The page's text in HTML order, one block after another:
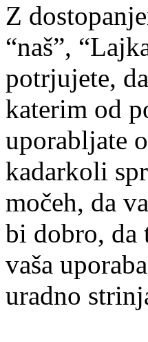
Z
“naš”,
potrjujete,
katerim od
uporabljate
kadarkoli
močeh, da
bi dobro, da
vaša
uradno